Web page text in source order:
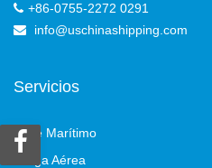
+86-0755-2272 0291
info@uschinashipping.com
Servicios
Flete Marítimo
Carga Aérea